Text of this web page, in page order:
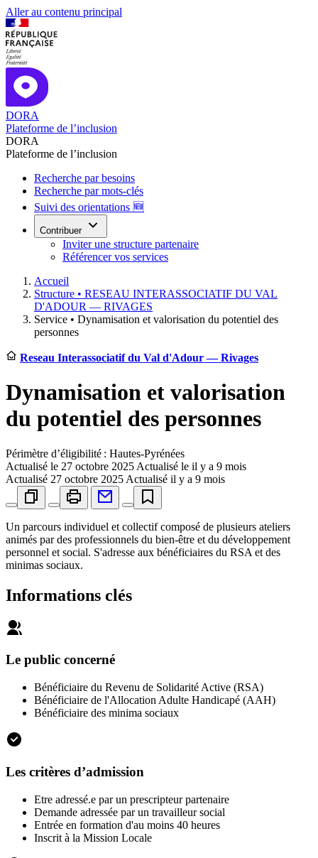
Aller au contenu principal
DORA
Plateforme de l’inclusion
DORA
Plateforme de l’inclusion
Recherche par besoins
Recherche par mots-clés
Suivi des orientations 🆕
Contribuer
Inviter une structure partenaire
Référencer vos services
Accueil
Structure • RESEAU INTERASSOCIATIF DU VAL
D'ADOUR — RIVAGES
Service • Dynamisation et valorisation du potentiel des
personnes
Reseau Interassociatif du Val d'Adour — Rivages
Dynamisation et valorisation
du potentiel des personnes
Périmètre d’éligibilité : Hautes-Pyrénées
Actualisé le 27 octobre 2025 Actualisé le il y a 9 mois
Actualisé 27 octobre 2025 Actualisé il y a 9 mois
Un parcours individuel et collectif composé de plusieurs ateliers
animés par des professionnels du bien-être et du développement
personnel et social. S'adresse aux bénéficiaires du RSA et des
minimas sociaux.
Informations clés
Le public concerné
Bénéficiaire du Revenu de Solidarité Active (RSA)
Bénéficiaire de l'Allocation Adulte Handicapé (AAH)
Bénéficiaire des minima sociaux
Les critères d’admission
Etre adressé.e par un prescripteur partenaire
Demande adressée par un travailleur social
Entrée en formation d'au moins 40 heures
Inscrit à la Mission Locale